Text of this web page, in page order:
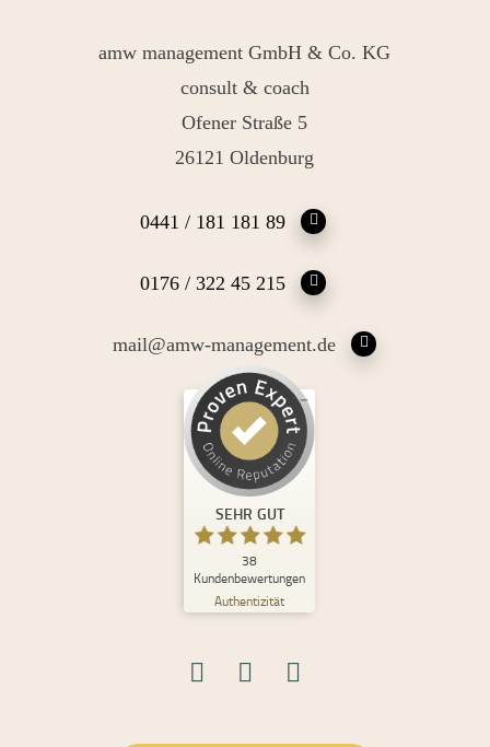
amw management GmbH & Co. KG
consult & coach
Ofener Straße 5
26121 Oldenburg
0441 / 181 181 89
0176 / 322 45 215
mail@amw-management.de
SEHR GUT
38
Kundenbewertungen
Authentizität
Kundenbewertungen und Erfahrungen zu
Andrea Maria Waden
Empfehlungen auf
ProvenExpert.com
SEHR GUT
30
8